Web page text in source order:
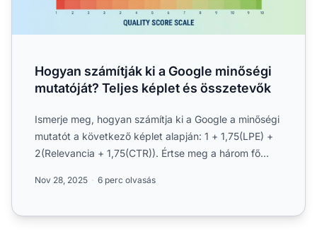
Hogyan számítják ki a Google minőségi
mutatóját? Teljes képlet és összetevők
Ismerje meg, hogyan számítja ki a Google a minőségi
mutatót a következő képlet alapján: 1 + 1,75(LPE) +
2(Relevancia + 1,75(CTR)). Értse meg a három fő
Nov 28, 2025 6 perc olvasás